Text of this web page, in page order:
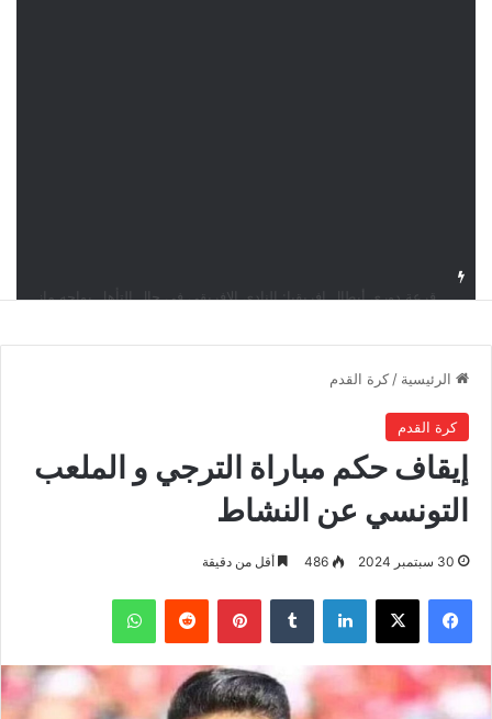
الرئيسية / كرة القدم
كرة القدم
إيقاف حكم مباراة الترجي و الملعب
التونسي عن النشاط
30 سبتمبر 2024 486 أقل من دقيقة
فيسبوك ‫X لينكدإن بينتيريست واتساب